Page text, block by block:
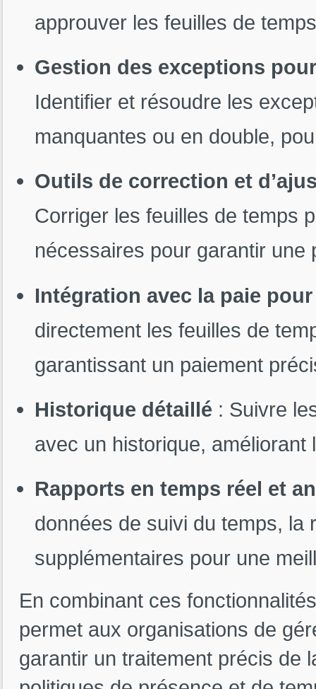
approuver les feuilles de
Gestion des exceptions
Identifier et résoudre les
manquantes ou en double,
Outils de correction et
Corriger les feuilles de temps
nécessaires pour garantir une
Intégration avec la paie
directement les feuilles de
garantissant un paiement
Historique détaillé : Suivre
avec un historique,
Rapports en temps réel et
données de suivi du temps, la
supplémentaires pour une
En combinant ces
permet aux organisations de
garantir un traitement précis de